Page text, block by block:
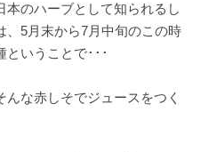
のハーブとして知られるし
、5月末から7月中旬のこの時
ということで･･･
な赤しそでジュースをつく